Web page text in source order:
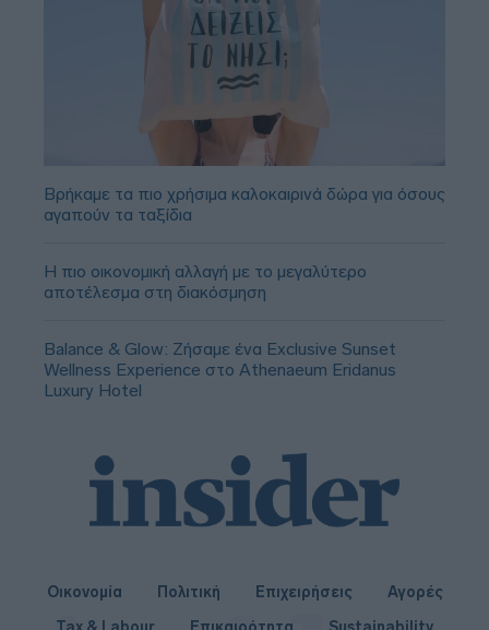
Βρήκαμε τα πιο χρήσιμα καλοκαιρινά δώρα για όσους
αγαπούν τα ταξίδια
Η πιο οικονομική αλλαγή με το μεγαλύτερο
αποτέλεσμα στη διακόσμηση
Balance & Glow: Ζήσαμε ένα Exclusive Sunset
Wellness Experience στο Athenaeum Eridanus
Luxury Hotel
Οικονομία Πολιτική Επιχειρήσεις
Αγορές